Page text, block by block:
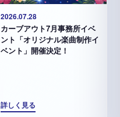
2026.07.28
カーブアウト7月事務所イベ
ント「オリジナル楽曲制作イ
ベント」開催決定！
詳しく見る